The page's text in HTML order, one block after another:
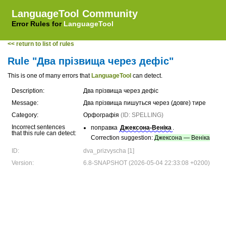
LanguageTool Community
Error Rules for LanguageTool
<< return to list of rules
Rule "Два прізвища через дефіс"
This is one of many errors that LanguageTool can detect.
Description:
Два прізвища через дефіс
Message:
Два прізвища пишуться через (довге) тире
Category:
Орфографія (ID: SPELLING)
Incorrect sentences
that this rule can detect:
поправка Джексона-Веніка .
Correction suggestion: Джексона — Веніка
ID:
dva_prizvyscha [1]
Version:
6.8-SNAPSHOT (2026-05-04 22:33:08 +0200)